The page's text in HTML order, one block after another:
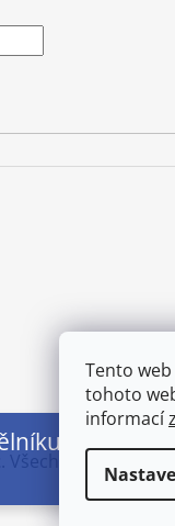
Tento
tohoto
informací
od 250,-
. Všechna práva